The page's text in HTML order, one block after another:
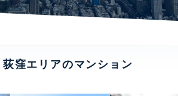
窪エリアのマンション